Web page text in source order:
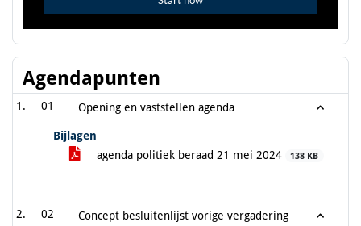
Agendapunten
01 Opening en vaststellen agenda
Bijlagen
agenda politiek beraad 21 mei 2024
138 KB
02 Concept besluitenlijst vorige vergadering